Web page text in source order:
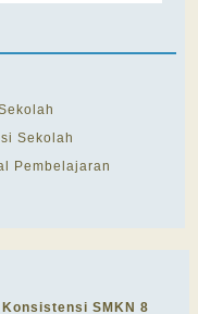
Sekolah
Pembelajaran
SMKN 8